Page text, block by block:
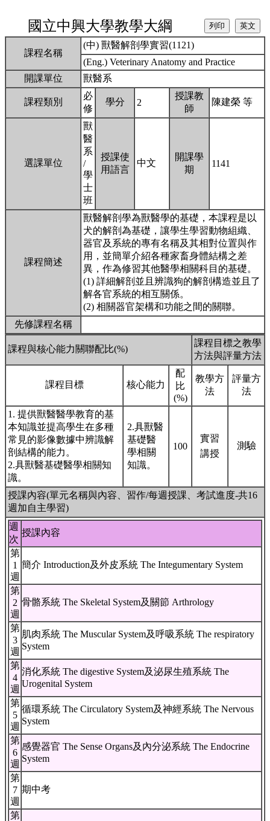
國立中興大學教學大綱
課程名稱
(中) 獸醫解剖學實習(1121)
(Eng.) Veterinary Anatomy and Practice
開課單位
獸醫系
課程類別
必
修
學分 2
授課教
師
陳建榮 等
選課單位
獸
醫
系
/
學
士
班
授課使
用語言
中文
開課學
期
1141
課程簡述
獸醫解剖學為獸醫學的基礎，本課程是以
犬的解剖為基礎，讓學生學習動物組織、
器官及系統的專有名稱及其相對位置與作
用，並簡單介紹各種家畜身體結構之差
異，作為修習其他醫學相關科目的基礎。
(1) 詳細解剖並且辨識狗的解剖構造並且了
解各官系統的相互關係。
(2) 相關器官架構和功能之間的關聯。
先修課程名稱
課程與核心能力關聯配比(%)
課程目標之教學
方法與評量方法
課程目標 核心能力
配
比
(%)
教學方
法
評量方
法
1. 提供獸醫醫學教育的基
本知識並提高學生在多種
常見的影像數據中辨識解
剖結構的能力。
2.具獸醫基礎醫學相關知
識。
2.具獸醫
基礎醫
學相關
知識。
100
實習
講授
測驗
授課內容(單元名稱與內容、習作/每週授課、考試進度-共16
週加自主學習)
週
次
授課內容
第
1
週
簡介 Introduction及外皮系統 The Integumentary System
第
2
週
骨骼系統 The Skeletal System及關節 Arthrology
第
3
週
肌肉系統 The Muscular System及呼吸系統 The respiratory
System
第
4
週
消化系統 The digestive System及泌尿生殖系統 The
Urogenital System
第
5
週
循環系統 The Circulatory System及神經系統 The Nervous
System
第
6
週
感覺器官 The Sense Organs及內分泌系統 The Endocrine
System
第
7
週
期中考
第